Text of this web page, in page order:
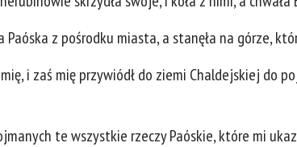
Paóska z pośrodku miasta, a stanęła na górze,
i zaś mię przywiódł do ziemi Chaldejskiej do
te wszystkie rzeczy Paóskie, które mi